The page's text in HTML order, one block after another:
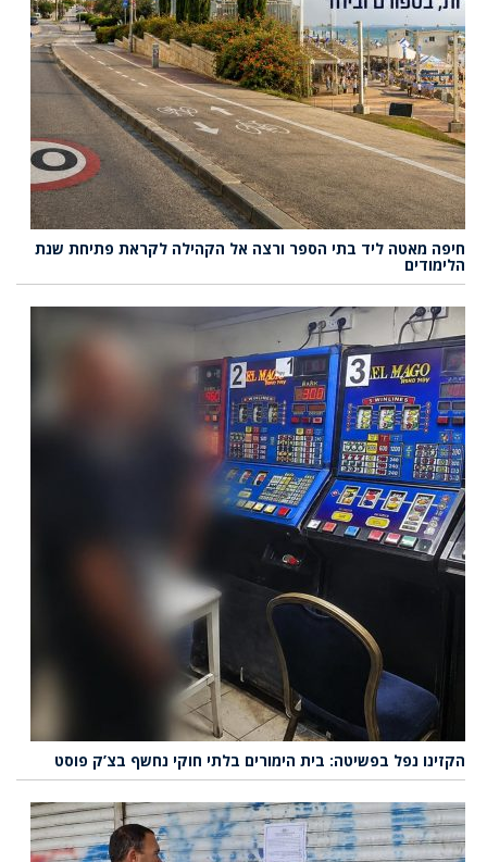
חיפה מאטה ליד בתי הספר ורצה אל הקהילה לקראת פתיחת שנת
הלימודים
הקזינו נפל בפשיטה: בית הימורים בלתי חוקי נחשף בצ’ק פוסט